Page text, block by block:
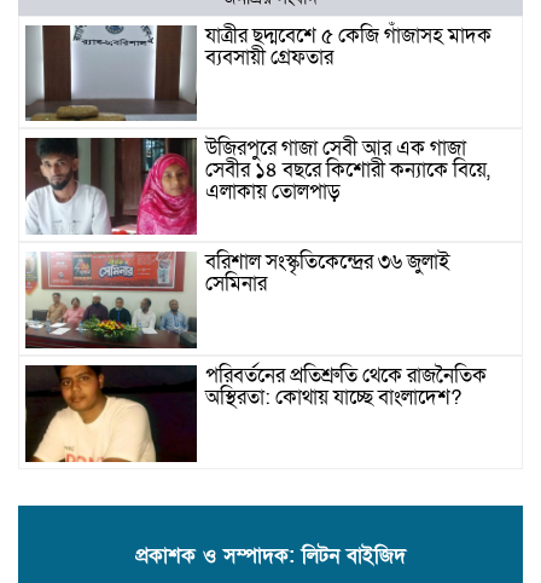
যাত্রীর ছদ্মবেশে ৫ কেজি গাঁজাসহ মাদক
ব্যবসায়ী গ্রেফতার
উজিরপুরে গাজা সেবী আর এক গাজা
সেবীর ১৪ বছরে কিশোরী কন্যাকে বিয়ে,
এলাকায় তোলপাড়
বরিশাল সংস্কৃতিকেন্দ্রের ৩৬ জুলাই
সেমিনার
পরিবর্তনের প্রতিশ্রুতি থেকে রাজনৈতিক
অস্থিরতা: কোথায় যাচ্ছে বাংলাদেশ?
ওপর হামলা, জেলা সাংবাদিক ইউনিয়নের
প্রকাশক ও সম্পাদক: লিটন বাইজিদ